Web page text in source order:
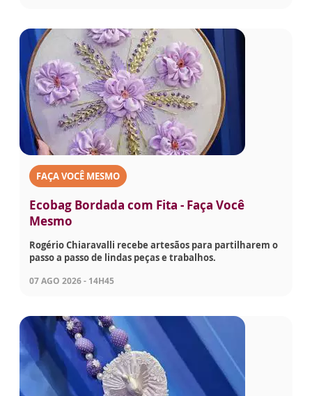
FAÇA VOCÊ MESMO
Ecobag Bordada com Fita - Faça Você
Mesmo
Rogério Chiaravalli recebe artesãos para partilharem o
passo a passo de lindas peças e trabalhos.
07 AGO 2026 - 14H45